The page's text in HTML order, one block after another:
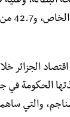
الحكومة
والتي